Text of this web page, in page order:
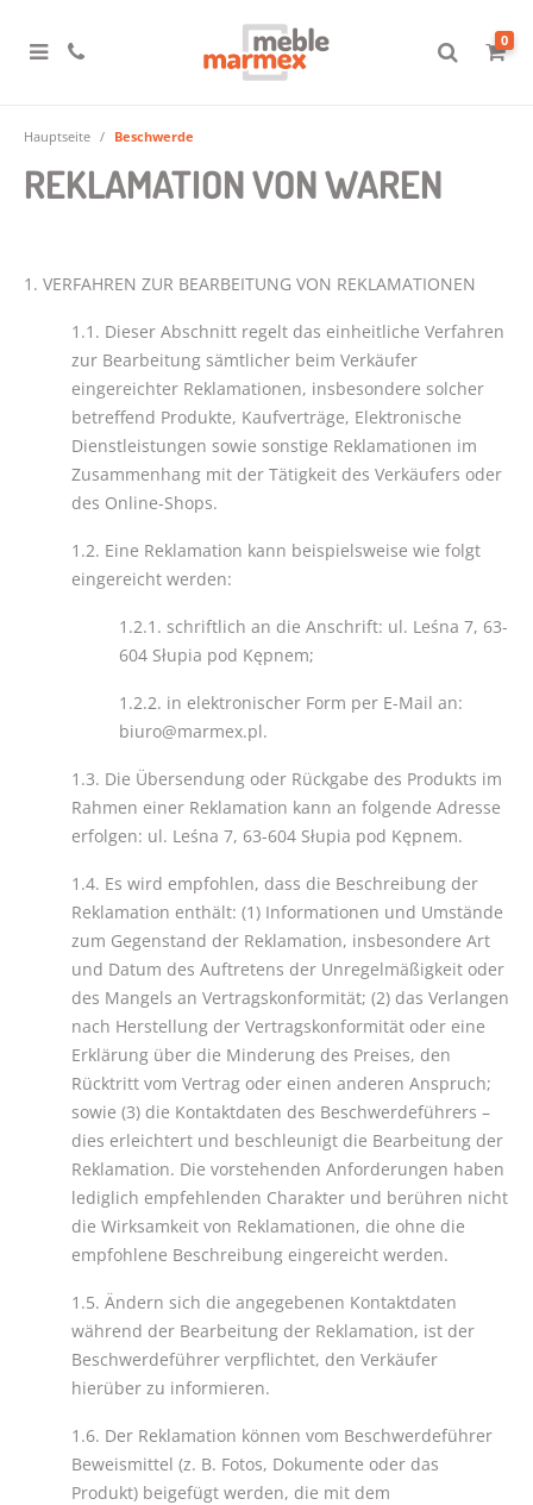
0
Hauptseite Beschwerde
REKLAMATION VON WAREN
1. VERFAHREN ZUR BEARBEITUNG VON REKLAMATIONEN
1.1. Dieser Abschnitt regelt das einheitliche Verfahren
zur Bearbeitung sämtlicher beim Verkäufer
eingereichter Reklamationen, insbesondere solcher
betreffend Produkte, Kaufverträge, Elektronische
Dienstleistungen sowie sonstige Reklamationen im
Zusammenhang mit der Tätigkeit des Verkäufers oder
des Online-Shops.
1.2. Eine Reklamation kann beispielsweise wie folgt
eingereicht werden:
1.2.1. schriftlich an die Anschrift: ul. Leśna 7, 63-
604 Słupia pod Kępnem;
1.2.2. in elektronischer Form per E-Mail an:
biuro@marmex.pl.
1.3. Die Übersendung oder Rückgabe des Produkts im
Rahmen einer Reklamation kann an folgende Adresse
erfolgen: ul. Leśna 7, 63-604 Słupia pod Kępnem.
1.4. Es wird empfohlen, dass die Beschreibung der
Reklamation enthält: (1) Informationen und Umstände
zum Gegenstand der Reklamation, insbesondere Art
und Datum des Auftretens der Unregelmäßigkeit oder
des Mangels an Vertragskonformität; (2) das Verlangen
nach Herstellung der Vertragskonformität oder eine
Erklärung über die Minderung des Preises, den
Rücktritt vom Vertrag oder einen anderen Anspruch;
sowie (3) die Kontaktdaten des Beschwerdeführers –
dies erleichtert und beschleunigt die Bearbeitung der
Reklamation. Die vorstehenden Anforderungen haben
lediglich empfehlenden Charakter und berühren nicht
die Wirksamkeit von Reklamationen, die ohne die
empfohlene Beschreibung eingereicht werden.
1.5. Ändern sich die angegebenen Kontaktdaten
während der Bearbeitung der Reklamation, ist der
Beschwerdeführer verpflichtet, den Verkäufer
hierüber zu informieren.
1.6. Der Reklamation können vom Beschwerdeführer
Beweismittel (z. B. Fotos, Dokumente oder das
Produkt) beigefügt werden, die mit dem